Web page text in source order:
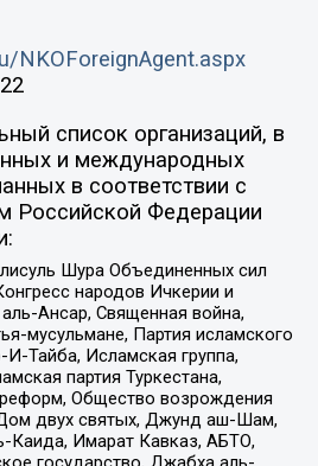
NKOForeignAgent.aspx
список организаций, в
и международных
в соответствии с
Российской Федерации
Шура Объединенных сил
народов Ичкерии и
Ансар, Священная война,
мусульмане, Партия исламского
Тайба, Исламская группа,
партия Туркестана,
Общество возрождения
двух святых, Джунд аш-Шам,
Каида, Имарат Кавказ, АБТО,